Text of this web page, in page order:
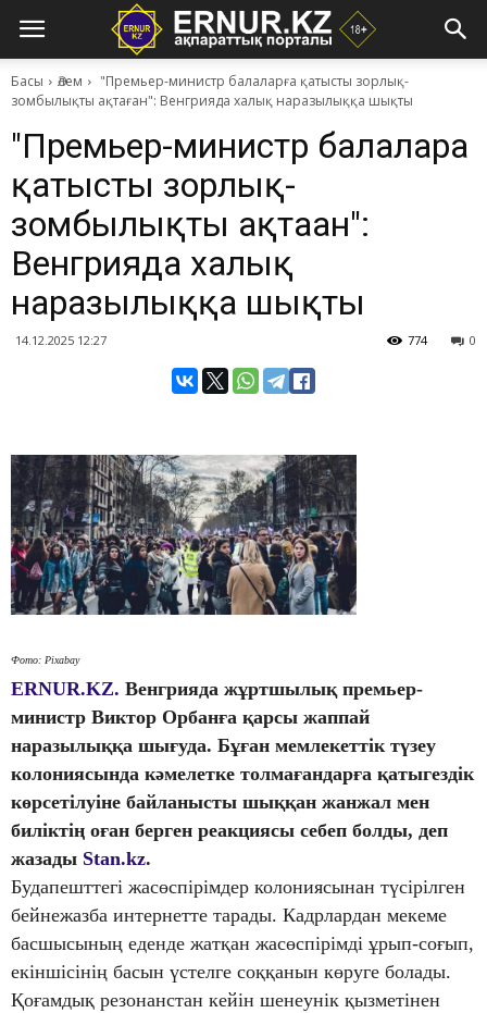
Басы Әлем
"Премьер-министр балаларға қатысты зорлық-
зомбылықты ақтаған": Венгрияда халық наразылыққа шықты
"Премьер-министр балаларға
қатысты зорлық-
зомбылықты ақтаған":
Венгрияда халық
наразылыққа шықты
14.12.2025 12:27 0
774
Фото: Pixabay
ERNUR.KZ. Венгрияда жұртшылық премьер-
министр Виктор Орбанға қарсы жаппай
наразылыққа шығуда. Бұған мемлекеттік түзеу
колониясында кәмелетке толмағандарға қатыгездік
көрсетілуіне байланысты шыққан жанжал мен
биліктің оған берген реакциясы себеп болды, деп
жазады Stan.kz.
Будапешттегі жасөспірімдер колониясынан түсірілген
бейнежазба интернетте тарады. Кадрлардан мекеме
басшысының еденде жатқан жасөспірімді ұрып-соғып,
екіншісінің басын үстелге соққанын көруге болады.
Қоғамдық резонанстан кейін шенеунік қызметінен